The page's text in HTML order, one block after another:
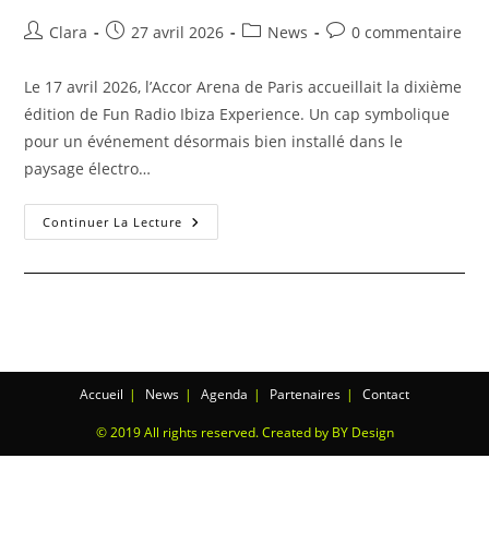
Clara 27 avril 2026 News 0 commentaire
Le 17 avril 2026, l’Accor Arena de Paris accueillait la dixième
édition de Fun Radio Ibiza Experience. Un cap symbolique
pour un événement désormais bien installé dans le
paysage électro…
Continuer La Lecture
Accueil News Agenda Partenaires Contact
© 2019 All rights reserved. Created by BY Design